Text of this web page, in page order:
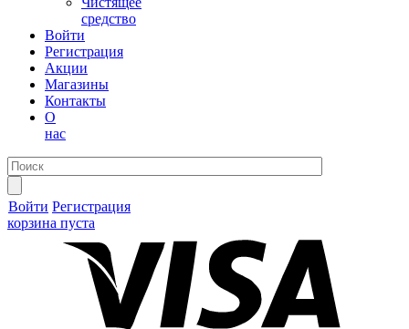
средство
Войти
Регистрация
Акции
Магазины
Контакты
О
нас
Войти Регистрация
корзина пуста